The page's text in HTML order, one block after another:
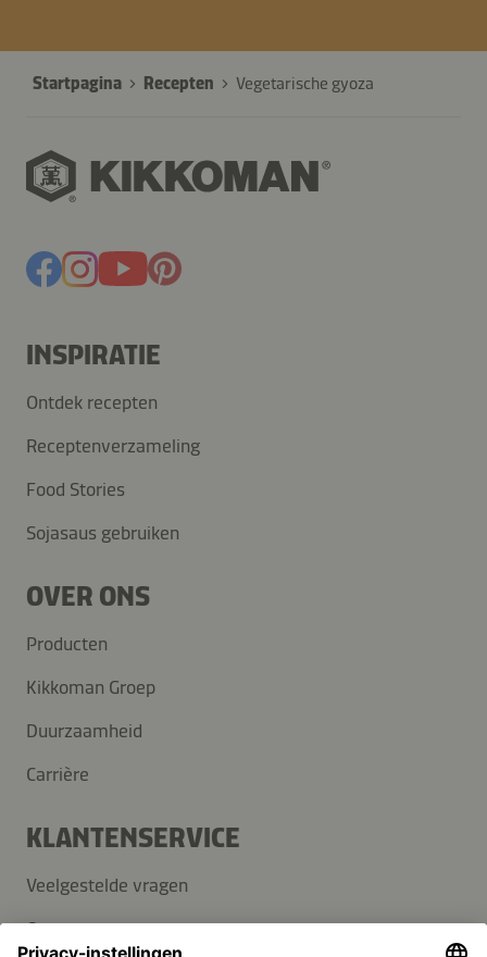
Startpagina Recepten Vegetarische gyoza
INSPIRATIE
Ontdek recepten
Receptenverzameling
Food Stories
Sojasaus gebruiken
OVER ONS
Producten
Kikkoman Groep
Duurzaamheid
Carrière
KLANTENSERVICE
Veelgestelde vragen
Contact